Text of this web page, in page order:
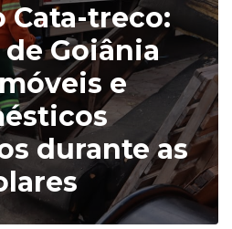
Cata-treco:
Goiânia
e
durante as